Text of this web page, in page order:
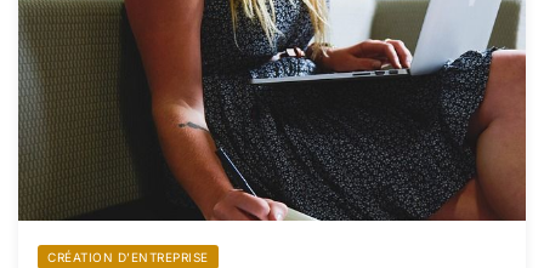
CRÉATION D’ENTREPRISE